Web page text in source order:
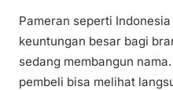
Pameran seperti
keuntungan besar bagi
sedang membangun
pembeli bisa melihat